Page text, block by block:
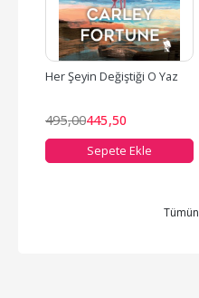
Her Şeyin Değiştiği O Yaz
495,00445,50
Sepete Ekle